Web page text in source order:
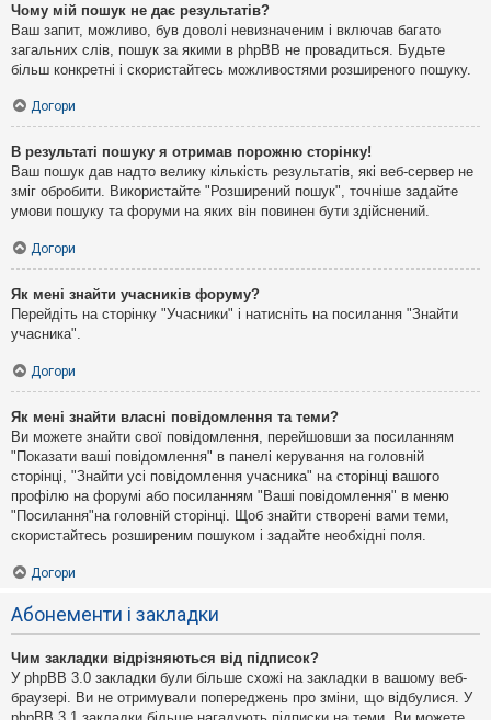
Чому мій пошук не дає результатів?
Ваш запит, можливо, був доволі невизначеним і включав багато
загальних слів, пошук за якими в phpBB не провадиться. Будьте
більш конкретні і скористайтесь можливостями розширеного пошуку.
Догори
В результаті пошуку я отримав порожню сторінку!
Ваш пошук дав надто велику кількість результатів, які веб-сервер не
зміг обробити. Використайте "Розширений пошук", точніше задайте
умови пошуку та форуми на яких він повинен бути здійснений.
Догори
Як мені знайти учасників форуму?
Перейдіть на сторінку "Учасники" і натисніть на посилання "Знайти
учасника".
Догори
Як мені знайти власні повідомлення та теми?
Ви можете знайти свої повідомлення, перейшовши за посиланням
"Показати ваші повідомлення" в панелі керування на головній
сторінці, "Знайти усі повідомлення учасника" на сторінці вашого
профілю на форумі або посиланням "Ваші повідомлення" в меню
"Посилання"на головній сторінці. Щоб знайти створені вами теми,
скористайтесь розширеним пошуком і задайте необхідні поля.
Догори
Абонементи і закладки
Чим закладки відрізняються від підписок?
У phpBB 3.0 закладки були більше схожі на закладки в вашому веб-
браузері. Ви не отримували попереджень про зміни, що відбулися. У